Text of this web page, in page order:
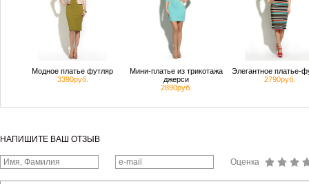
Модное платье футляр
3390руб.
Мини-платье из трикотажа
джерси
2890руб.
Элегантное платье-
2790руб.
НАПИШИТЕ ВАШ ОТЗЫВ
Оценка